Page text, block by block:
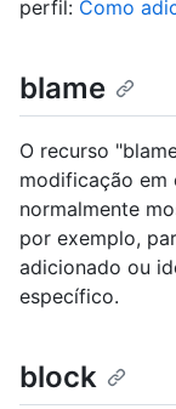
perfil: Como
blame
O recurso
modificação em
normalmente
por exemplo,
adicionado ou
específico.
block